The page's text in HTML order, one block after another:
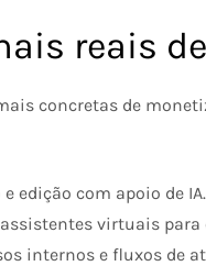
reais
concretas de
edição com apoio de IA.
virtuais para
internos e fluxos de